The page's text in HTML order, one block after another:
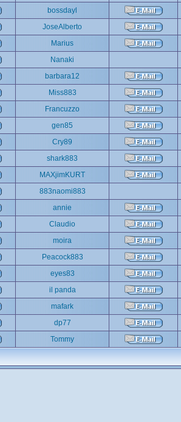
bossdayl
JoseAlberto
Marius
Nanaki
barbara12
Miss883
Francuzzo
gen85
Cry89
shark883
MAXjimKURT
883naomi883
annie
Claudio
moira
Peacock883
eyes83
il panda
mafark
dp77
Tommy